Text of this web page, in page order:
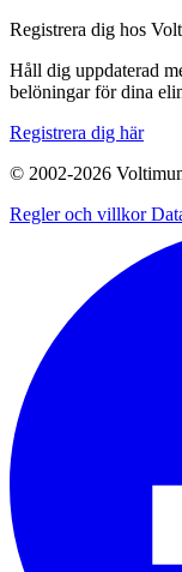
Registrera dig hos
Håll dig uppdaterad
belöningar för dina
Registrera dig här
© 2002-2026
Regler och villkor